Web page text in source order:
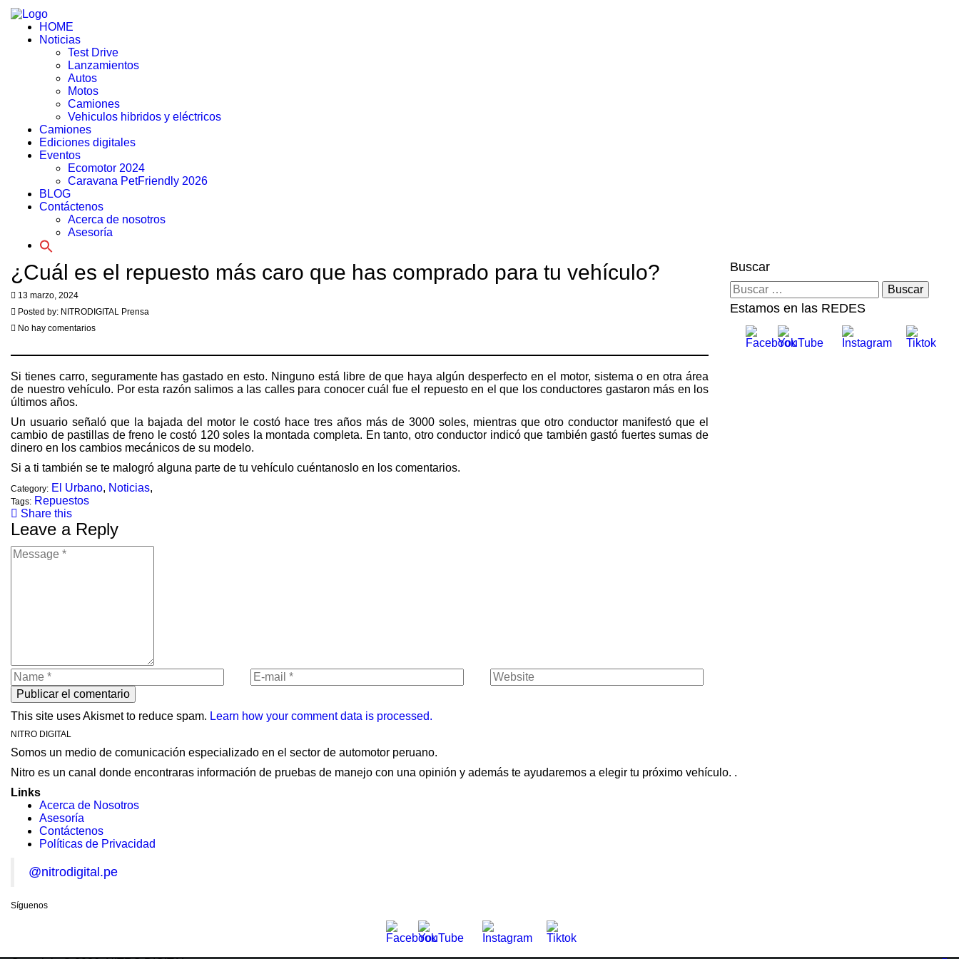
HOME
Noticias
Test Drive
Lanzamientos
Autos
Motos
Camiones
Vehiculos hibridos y eléctricos
Camiones
Ediciones digitales
Eventos
Ecomotor 2024
Caravana PetFriendly 2026
BLOG
Contáctenos
Acerca de nosotros
Asesoría
¿Cuál es el repuesto más caro que has comprado para tu vehículo?
13 marzo, 2024
Posted by: NITRODIGITAL Prensa
No hay comentarios
Si tienes carro, seguramente has gastado en esto. Ninguno está libre de que haya algún desperfecto en el motor, sistema o en otra área
de nuestro vehículo. Por esta razón salimos a las calles para conocer cuál fue el repuesto en el que los conductores gastaron más en los
últimos años.
Un usuario señaló que la bajada del motor le costó hace tres años más de 3000 soles, mientras que otro conductor manifestó que el
cambio de pastillas de freno le costó 120 soles la montada completa. En tanto, otro conductor indicó que también gastó fuertes sumas de
dinero en los cambios mecánicos de su modelo.
Si a ti también se te malogró alguna parte de tu vehículo cuéntanoslo en los comentarios.
Category: El Urbano, Noticias,
Tags: Repuestos
Share this
Leave a Reply
This site uses Akismet to reduce spam. Learn how your comment data is processed.
Buscar
Buscar:
Estamos en las REDES
NITRO DIGITAL
Somos un medio de comunicación especializado en el sector de automotor peruano.
Nitro es un canal donde encontraras información de pruebas de manejo con una opinión y además te ayudaremos a elegir tu próximo vehículo. .
Links
Acerca de Nosotros
Asesoría
Contáctenos
Políticas de Privacidad
@nitrodigital.pe
Síguenos